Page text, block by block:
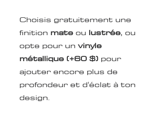
Choisis gratuitement une
finition mateou lustrée, ou
opte pour un vinyle
métallique (+60 $) pour
ajouter encore plus de
profondeur et d'éclat à ton
design.